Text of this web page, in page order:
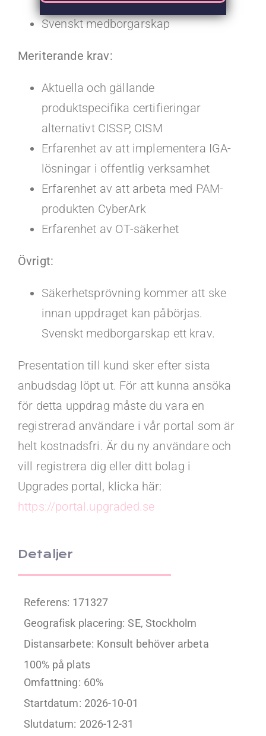
NIS2
Svenskt medborgarskap
Meriterande krav:
Aktuella och gällande
produktspecifika certifieringar
alternativt CISSP, CISM
Erfarenhet av att implementera IGA-
lösningar i offentlig verksamhet
Erfarenhet av att arbeta med PAM-
produkten CyberArk
Erfarenhet av OT-säkerhet
Övrigt:
Säkerhetsprövning kommer att ske
innan uppdraget kan påbörjas.
Svenskt medborgarskap ett krav.
Presentation till kund sker efter sista
anbudsdag löpt ut. För att kunna ansöka
för detta uppdrag måste du vara en
registrerad användare i vår portal som är
helt kostnadsfri. Är du ny användare och
vill registrera dig eller ditt bolag i
Upgrades portal, klicka här:
https://portal.upgraded.se
Detaljer
Referens: 171327
Geografisk placering: SE, Stockholm
Distansarbete: Konsult behöver arbeta
100% på plats
Omfattning: 60%
Startdatum: 2026-10-01
Slutdatum: 2026-12-31